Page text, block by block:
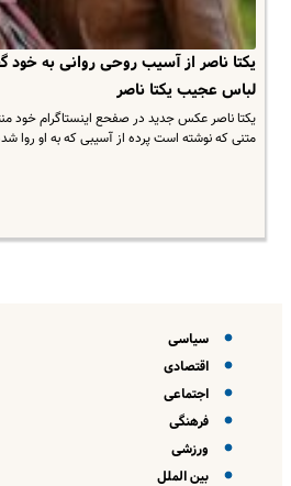
یکتا ناصر از آسیب روحی روانی به خود
لباس عجیب یکتا ناصر
یکتا ناصر عکس جدید در صفحع اینستاگرام خود
متنی که نوشته است پرده از آسیبی که به او روا
سیاسی
اقتصادی
اجتماعی
فرهنگی
ورزشی
بین الملل